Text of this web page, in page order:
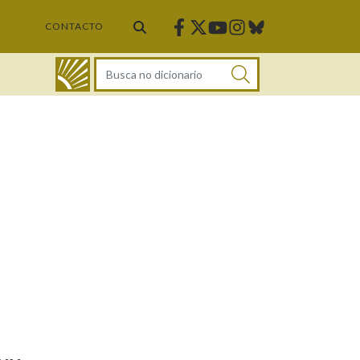
CONTACTO Facebook
Twitter
Youtube
Instagram
Bluesky
DICIONARIO